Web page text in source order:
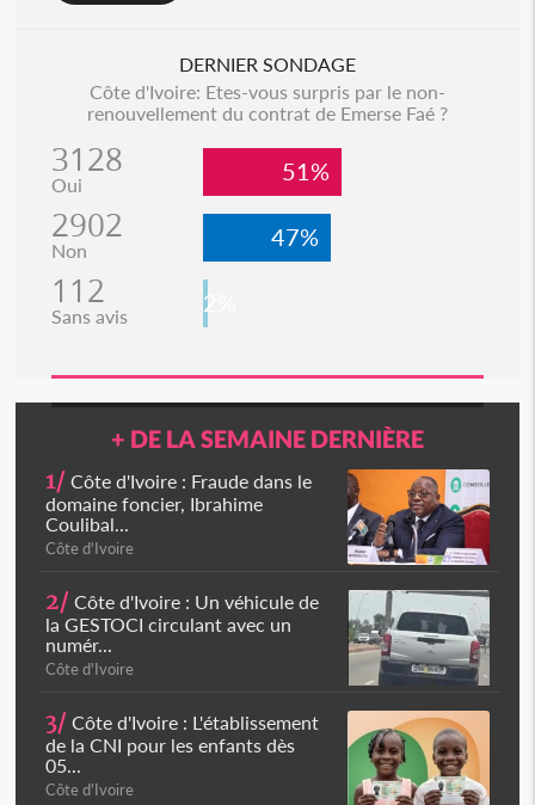
DERNIER SONDAGE
Côte d'Ivoire: Etes-vous surpris par le non-
renouvellement du contrat de Emerse Faé ?
3128
Oui 51%
2902
Non 47%
112
Sans avis 2%
+ DE LA SEMAINE DERNIÈRE
1/ Côte d'Ivoire : Fraude dans le
domaine foncier, Ibrahime
Coulibal...
Côte d'Ivoire
2/ Côte d'Ivoire : Un véhicule de
la GESTOCI circulant avec un
numér...
Côte d'Ivoire
3/ Côte d'Ivoire : L'établissement
de la CNI pour les enfants dès
05...
Côte d'Ivoire